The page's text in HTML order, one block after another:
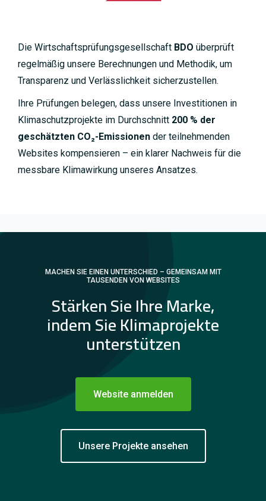
Die Wirtschaftsprüfungsgesellschaft BDO überprüft
regelmäßig unsere Berechnungen und Methodik, um
Transparenz und Verlässlichkeit sicherzustellen.
Ihre Prüfungen belegen, dass unsere Investitionen in
Klimaschutzprojekte im Durchschnitt 200 % der
geschätzten CO₂-Emissionen der teilnehmenden
Websites kompensieren – ein klarer Nachweis für die
messbare Klimawirkung unseres Ansatzes.
MACHEN SIE EINEN UNTERSCHIED – GEMEINSAM MIT
TAUSENDEN VON WEBSITES
Stärken Sie Ihre Marke,
indem Sie Klimaprojekte
unterstützen
Website anmelden
Unsere Projekte ansehen